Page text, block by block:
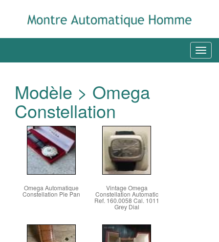
Modèle > Omega
Constellation
Omega Automatique
Constellation Pie Pan
Vintage Omega
Constellation Automatic
Ref. 160.0058 Cal. 1011
Grey Dial